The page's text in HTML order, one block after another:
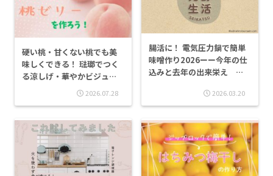
硬い桃・甘くない桃でも美
味しくできる！ 琺瑯でつく
る涼しげ・華やかビジュア
2026.07.28
腸活に！ 電気圧力鍋で簡単
味噌作り2026ーー今年の仕
込みと去年の出来栄え ジ
2026.03.20